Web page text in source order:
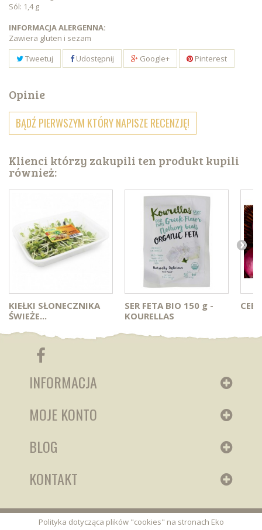
Sól: 1,4 g
INFORMACJA ALERGENNA:
Zawiera gluten i sezam
Tweetuj
Udostępnij Google+ Pinterest
Opinie
BĄDŹ PIERWSZYM KTÓRY NAPISZE RECENZJĘ!
Klienci którzy zakupili ten produkt kupili
również:
KIEŁKI SŁONECZNIKA
ŚWIEŻE...
SER FETA BIO 150 g -
KOURELLAS
INFORMACJA
Polityka dotycząca plików "cookies" na stronach Eko
MOJE KONTO
BLOG
KONTAKT